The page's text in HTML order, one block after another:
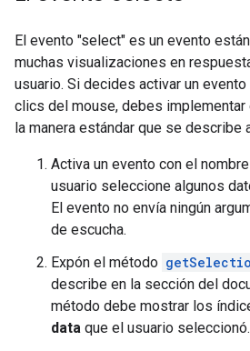
El evento "select" es un evento
muchas visualizaciones en
usuario. Si decides activar un
clics del mouse, debes
la manera estándar que se describe
Activa un evento con el
usuario seleccione algunos
El evento no envía ningún
de escucha.
Expón el método
describe en la sección del
método debe mostrar los
data que el usuario seleccionó.